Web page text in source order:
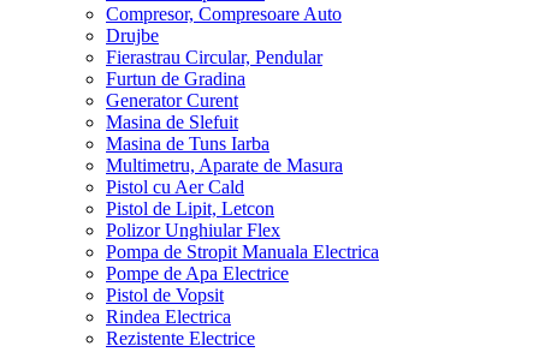
Compresor, Compresoare Auto
Drujbe
Fierastrau Circular, Pendular
Furtun de Gradina
Generator Curent
Masina de Slefuit
Masina de Tuns Iarba
Multimetru, Aparate de Masura
Pistol cu Aer Cald
Pistol de Lipit, Letcon
Polizor Unghiular Flex
Pompa de Stropit Manuala Electrica
Pompe de Apa Electrice
Pistol de Vopsit
Rindea Electrica
Rezistente Electrice